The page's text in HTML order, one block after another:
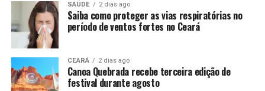
SAÚDE 2 dias ago
Saiba como proteger as vias respiratórias no
período de ventos fortes no Ceará
CEARÁ 2 dias ago
Canoa Quebrada recebe terceira edição de
festival durante agosto